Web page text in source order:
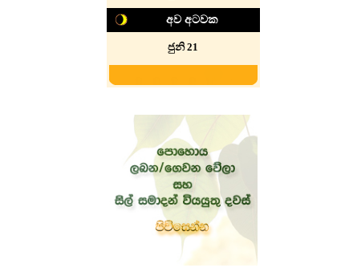
අව අටවක
ජුනි 21